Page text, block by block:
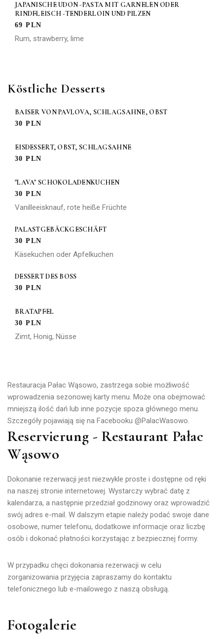
JAPANISCHE UDON -PASTA MIT GARNELEN ODER
RINDFLEISCH -TENDERLOIN UND PILZEN
69 PLN
Rum, strawberry, lime
Köstliche Desserts
BAISER VON PAVLOVA, SCHLAGSAHNE, OBST
30 PLN
EISDESSERT, OBST, SCHLAGSAHNE
30 PLN
"LAVA" SCHOKOLADENKUCHEN
30 PLN
Vanilleeisknauf, rote heiße Früchte
PALASTGEBÄCKGESCHÄFT
30 PLN
Käsekuchen oder Apfelkuchen
DESSERT DES BOSS
30 PLN
BRATAPFEL
30 PLN
Zimt, Honig, Nüsse
Restauracja Pałac Wąsowo, zastrzega sobie możliwość
wprowadzenia sezonowej karty menu. Może ona obejmować
mniejszą ilość dań lub inne pozycje spoza głównego menu.
Szczegóły pojawiają się na Facebooku @PalacWasowo.
Reservierung - Restaurant Pałac
Wąsowo
Dokonanie rezerwacji jest niezwykle proste i dostępne od ręki
na naszej stronie internetowej. Wystarczy wybrać datę z
kalendarza, a następnie przedział godzinowy oraz wprowadzić
swój adres e-mail. W dalszym etapie należy podać swoje dane
osobowe, numer telefonu, dodatkowe informacje oraz liczbę
osób i dokonać płatności korzystając z bezpiecznej formy.
W przypadku chęci dokonania rezerwacji w celu
zorganizowania przyjęcia zapraszamy do kontaktu
telefonicznego lub e-mailowego z naszą obsługą.
Fotogalerie